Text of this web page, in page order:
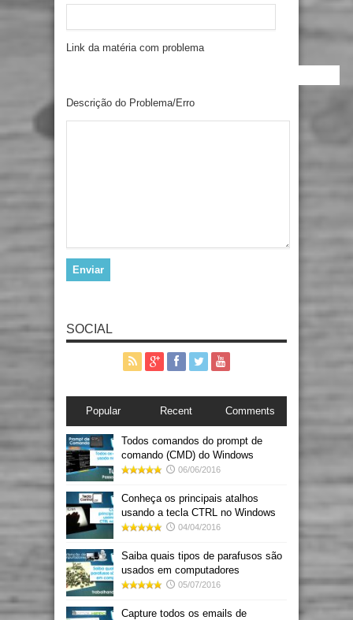
Link da matéria com problema
Descrição do Problema/Erro
SOCIAL
Popular Recent Comments
Todos comandos do prompt de
comando (CMD) do Windows
06/06/2016
Conheça os principais atalhos
usando a tecla CTRL no Windows
04/04/2016
Saiba quais tipos de parafusos são
usados em computadores
05/07/2016
Capture todos os emails de